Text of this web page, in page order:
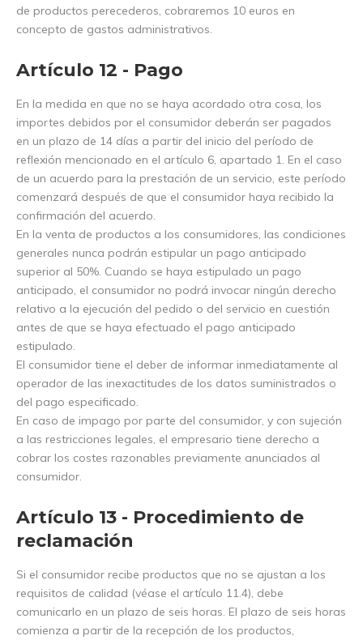
de productos perecederos, cobraremos 10 euros en
concepto de gastos administrativos.
Artículo 12 - Pago
En la medida en que no se haya acordado otra cosa, los
importes debidos por el consumidor deberán ser pagados
en un plazo de 14 días a partir del inicio del período de
reflexión mencionado en el artículo 6, apartado 1. En el caso
de un acuerdo para la prestación de un servicio, este período
comenzará después de que el consumidor haya recibido la
confirmación del acuerdo.
En la venta de productos a los consumidores, las condiciones
generales nunca podrán estipular un pago anticipado
superior al 50%. Cuando se haya estipulado un pago
anticipado, el consumidor no podrá invocar ningún derecho
relativo a la ejecución del pedido o del servicio en cuestión
antes de que se haya efectuado el pago anticipado
estipulado.
El consumidor tiene el deber de informar inmediatamente al
operador de las inexactitudes de los datos suministrados o
del pago especificado.
En caso de impago por parte del consumidor, y con sujeción
a las restricciones legales, el empresario tiene derecho a
cobrar los costes razonables previamente anunciados al
consumidor.
Artículo 13 - Procedimiento de
reclamación
Si el consumidor recibe productos que no se ajustan a los
requisitos de calidad (véase el artículo 11.4), debe
comunicarlo en un plazo de seis horas. El plazo de seis horas
comienza a partir de la recepción de los productos,